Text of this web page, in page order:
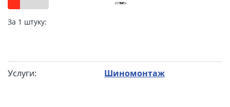
За 1 штуку:
Услуги: Шиномонтаж